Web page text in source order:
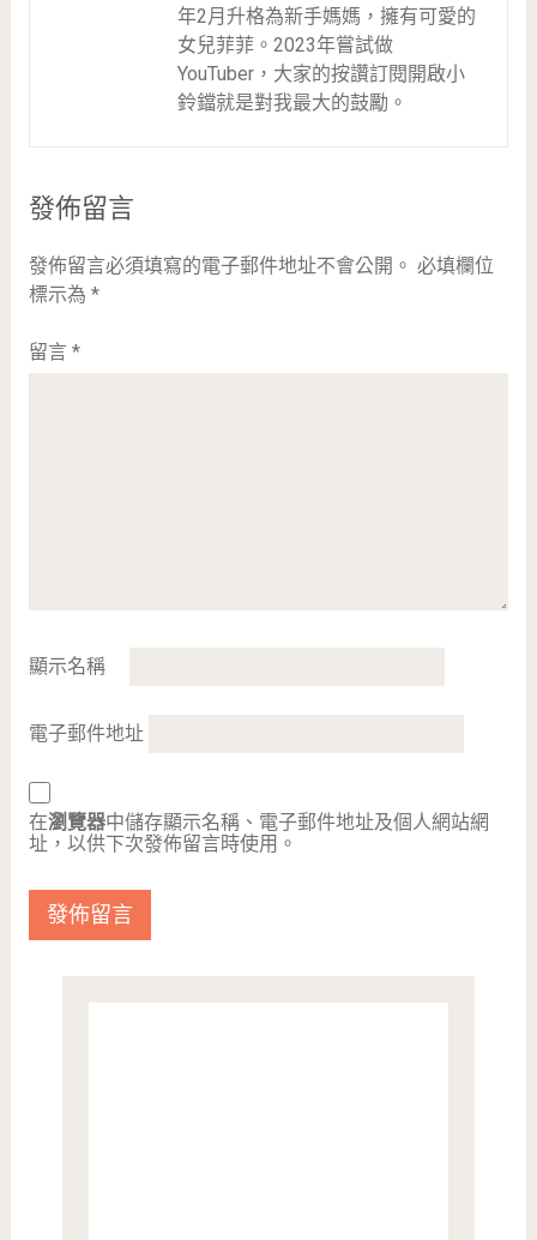
年2月升格為新手媽媽，擁有可愛的
女兒菲菲。2023年嘗試做
YouTuber，大家的按讚訂閱開啟小
鈴鐺就是對我最大的鼓勵。
發佈留言
發佈留言必須填寫的電子郵件地址不會公開。 必填欄位
標示為 *
留言 *
顯示名稱
電子郵件地址
在瀏覽器中儲存顯示名稱、電子郵件地址及個人網站網
址，以供下次發佈留言時使用。